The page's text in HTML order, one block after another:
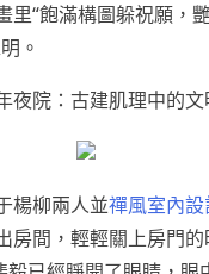
里“飽滿構圖躲祝願，
。
夜院：古建肌理中的文
楊柳兩人並禪風室內設
房間，輕輕關上房門的